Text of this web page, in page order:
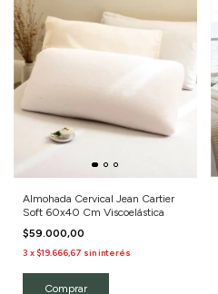
Almohada Cervical Jean Cartier
Soft 60x40 Cm Viscoelástica
$59.000,00
3 x$19.666,67 sin interés